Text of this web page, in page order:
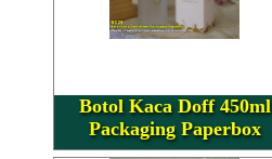
Botol Kaca Doff 450ml
Packaging Paperbox